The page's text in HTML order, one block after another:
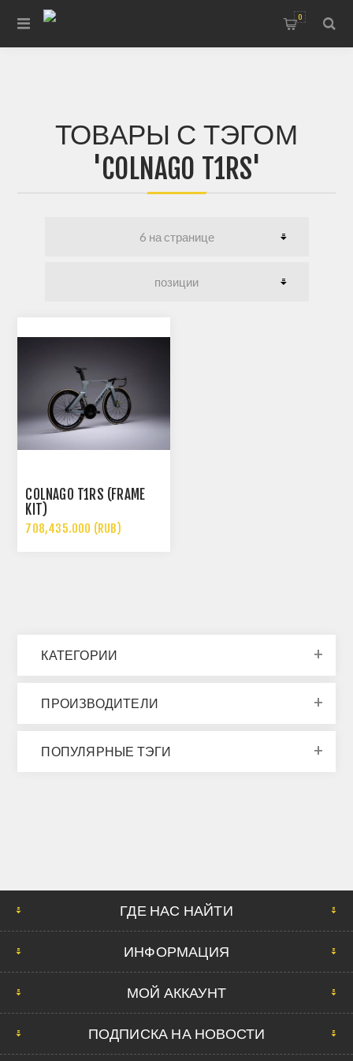
0
ТОВАРЫ С ТЭГОМ
'COLNAGO T1RS'
COLNAGO T1RS (FRAME
KIT)
708,435.000 (RUB)
КАТЕГОРИИ
ПРОИЗВОДИТЕЛИ
ПОПУЛЯРНЫЕ ТЭГИ
ГДЕ НАС НАЙТИ
ИНФОРМАЦИЯ
МОЙ АККАУНТ
ПОДПИСКА НА НОВОСТИ